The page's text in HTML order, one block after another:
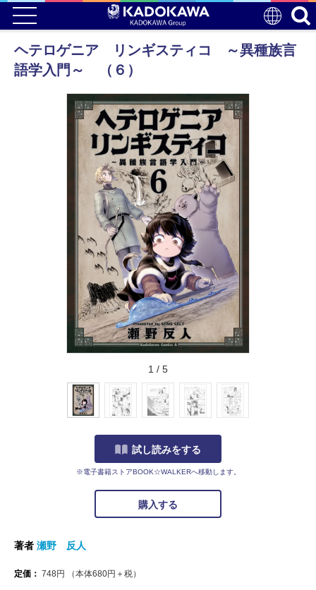
ヘテロゲニア リンギスティコ ～異種族言
語学入門～ （６）
1 / 5
試し読みをする
※電子書籍ストアBOOK☆WALKERへ移動します。
購入する
著者 瀬野 反人
定価： 748円 （本体680円＋税）